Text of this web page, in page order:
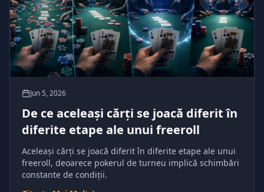
Jun 5, 2026
De ce aceleași cărți se joacă diferit în
diferite etape ale unui freeroll
Aceleași cărți se joacă diferit în diferite etape ale unui
freeroll, deoarece pokerul de turneu implică schimbări
constante de condiții.